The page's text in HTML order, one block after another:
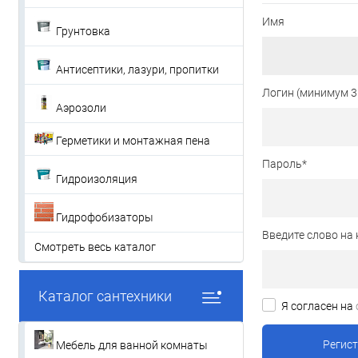
Грунтовка
Антисептики, лазури, пропитки
Аэрозоли
Герметики и монтажная пена
Гидроизоляция
Гидрофобизаторы
Смотреть весь каталог
Каталог сантехники
Мебель для ванной комнаты
Имя
Логин (минимум
Пароль*
Введите слово на
Я согласен на